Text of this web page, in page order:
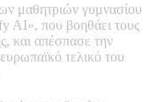
μαθητριών γυμνασίου
AI», που βοηθάει τους
και απέσπασε την
τελικό του